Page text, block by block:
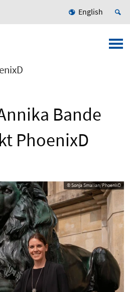
English
Bande
PhoenixD
© Sonja Smalian/PhoenixD